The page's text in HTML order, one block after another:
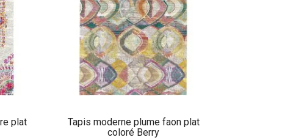
plat
Tapis moderne plume faon plat
coloré Berry